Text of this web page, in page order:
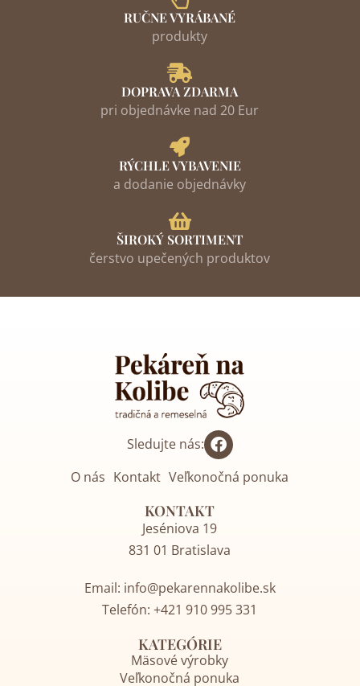
RUČNE VYRÁBANÉ
produkty
DOPRAVA ZDARMA
pri objednávke nad 20 Eur
RÝCHLE VYBAVENIE
a dodanie objednávky
ŠIROKÝ SORTIMENT
čerstvo upečených produktov
Sledujte nás:
O nás Kontakt Veľkonočná ponuka
KONTAKT
Jeséniova 19
831 01 Bratislava
Email: info@pekarennakolibe.sk
Telefón:+421 910 995 331
KATEGÓRIE
Mäsové výrobky
Veľkonočná ponuka